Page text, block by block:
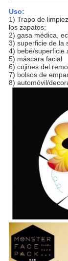
Uso:
1) Trapo de
los zapatos;
2) gasa médica,
3) superficie de la
4) bebé/superficie
5) máscara facial
6) cojines del
7) bolsos de
8) automóvil/